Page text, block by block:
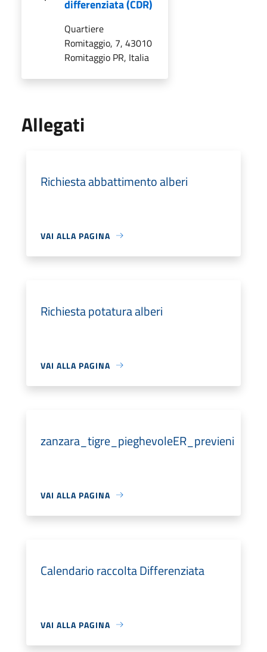
differenziata (CDR)
Quartiere
Romitaggio, 7, 43010
Romitaggio PR, Italia
Allegati
Richiesta abbattimento alberi
VAI ALLA PAGINA
Richiesta potatura alberi
VAI ALLA PAGINA
zanzara_tigre_pieghevoleER_previeni
VAI ALLA PAGINA
Calendario raccolta Differenziata
VAI ALLA PAGINA